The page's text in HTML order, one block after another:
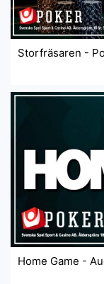
Storfräsaren -
Home Game -